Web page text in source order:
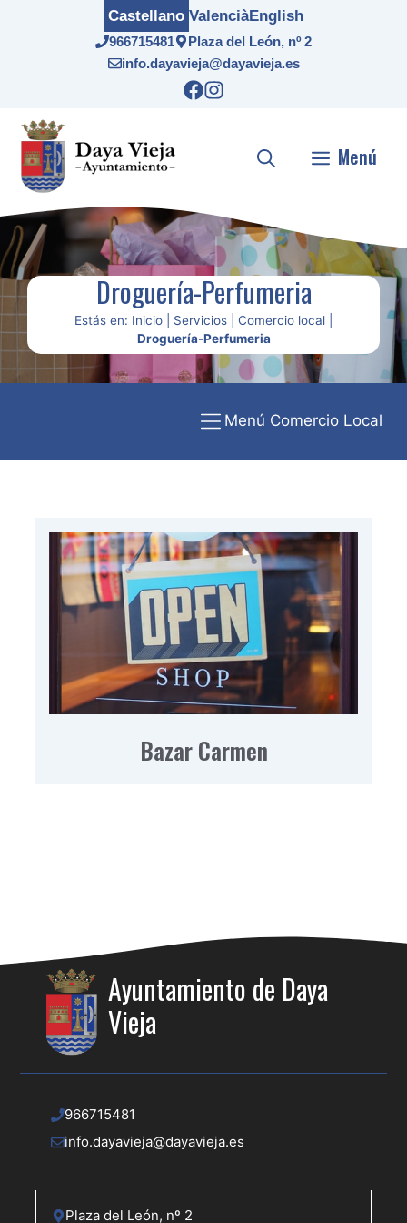
966715481
Plaza del León, nº 2
info.dayavieja@dayavieja.es
Castellano ValenciàEnglish
Menú
Droguería-Perfumeria
Estás en: Inicio Servicios Comercio local
Droguería-Perfumeria
Menú Comercio Local
Bazar Carmen
Ayuntamiento de Daya
Vieja
966715481
info.dayavieja@dayavieja.es
Plaza del León, nº 2